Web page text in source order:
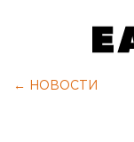
← НОВОСТИ